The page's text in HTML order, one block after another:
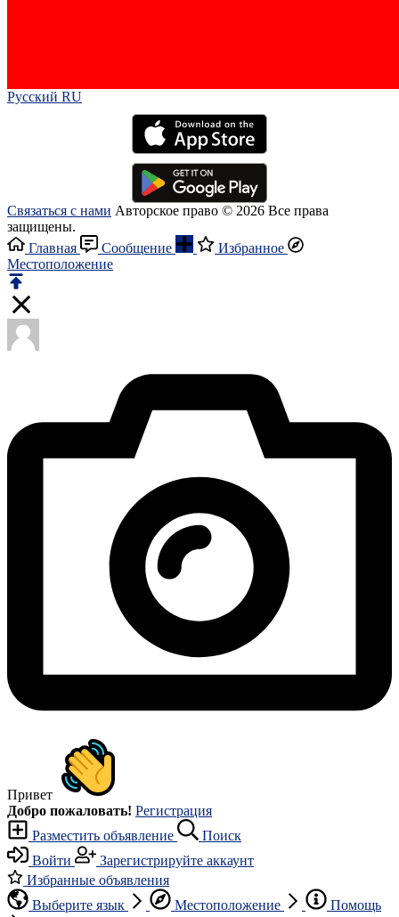
Русский RU‎
Связаться с нами Авторское право © 2026 Все права
защищены.
Главная
Сообщение
Избранное
Местоположение
Привет
Добро пожаловать! Регистрация
Разместить объявление
Поиск
Войти
Зарегистрируйте аккаунт
Избранные объявления
Выберите язык
Местоположение Помощь